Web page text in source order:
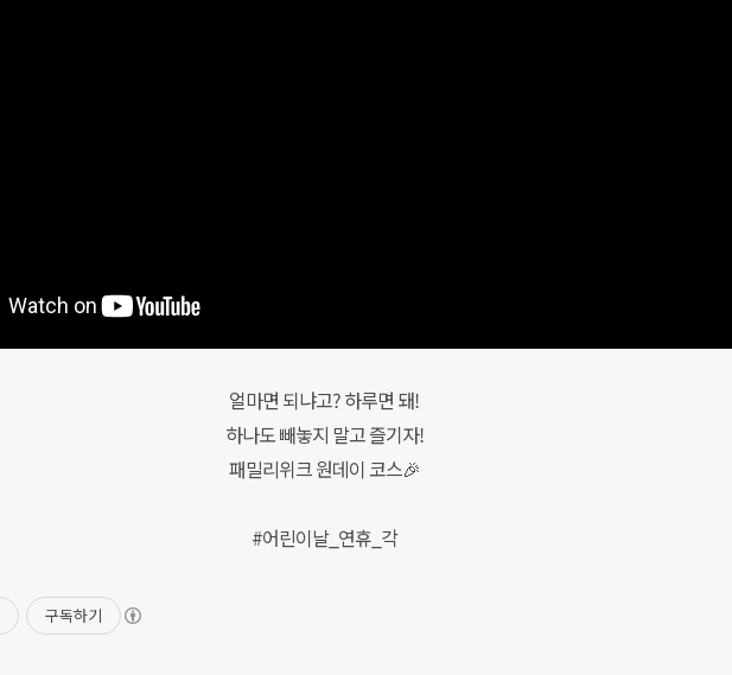
얼마면 되냐고? 하루면 돼!
하나도 빼놓지 말고 즐기자!
패밀리위크 원데이 코스🎉
#어린이날_연휴_각
구독하기